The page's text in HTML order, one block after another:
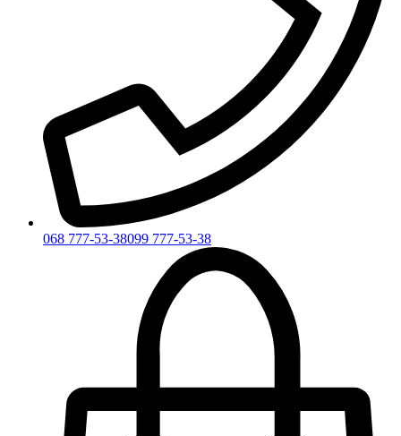
068 777-53-38099 777-53-38